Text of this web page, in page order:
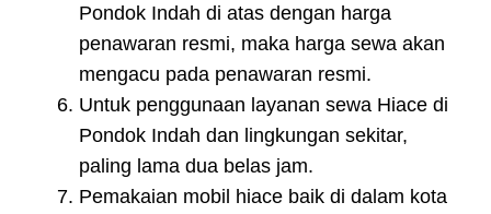
Pondok Indah di atas dengan harga
penawaran resmi, maka harga sewa akan
mengacu pada penawaran resmi.
Untuk penggunaan layanan sewa Hiace di
Pondok Indah dan lingkungan sekitar,
paling lama dua belas jam.
Pemakaian mobil hiace baik di dalam kota